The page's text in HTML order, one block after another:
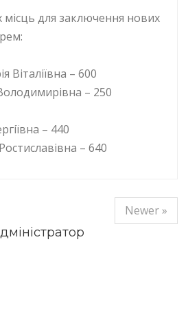
місць для заключення нових
Віталіївна – 600
– 250
– 440
– 640
Newer »